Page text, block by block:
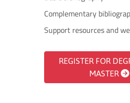
Complementary
Support resources and
REGISTER FOR
MASTER